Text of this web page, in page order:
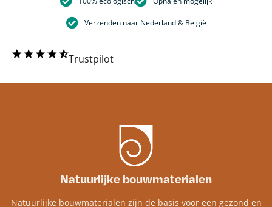
Verzenden naar Nederland & België
Trustpilot
Natuurlijke bouwmaterialen
Natuurlijke bouwmaterialen zijn de basis voor een gezond en